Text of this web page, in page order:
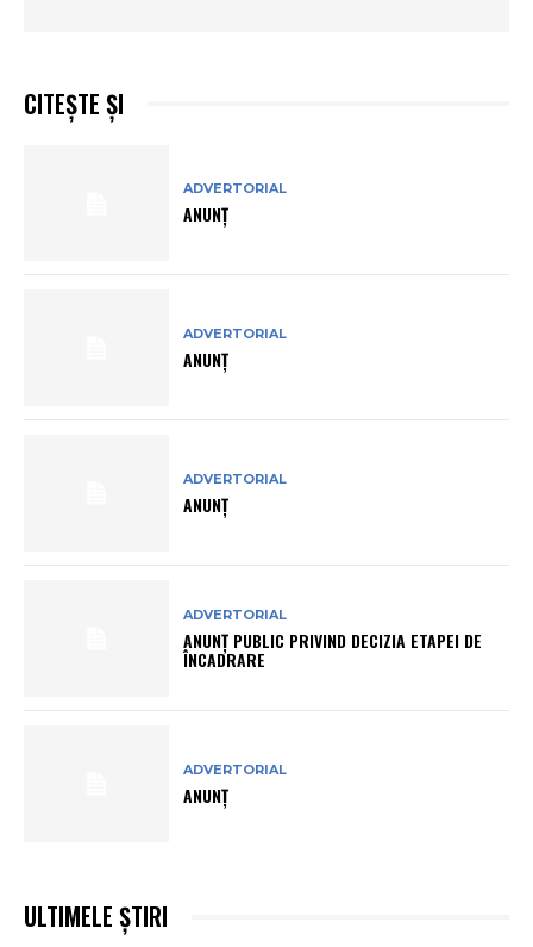
CITEȘTE ȘI
ADVERTORIAL
ANUNȚ
ADVERTORIAL
ANUNȚ
ADVERTORIAL
ANUNȚ
ADVERTORIAL
ANUNŢ PUBLIC PRIVIND DECIZIA ETAPEI DE
ÎNCADRARE
ADVERTORIAL
ANUNȚ
ULTIMELE ȘTIRI